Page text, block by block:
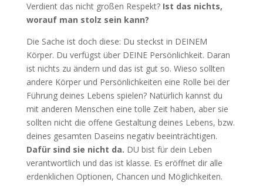
Verdient das nicht großen Respekt?Ist das nichts,
worauf man stolz sein kann?
Die Sache ist doch diese: Du steckst in DEINEM
Körper. Du verfügst über DEINE Persönlichkeit. Daran
ist nichts zu ändern und das ist gut so. Wieso sollten
andere Körper und Persönlichkeiten eine Rolle bei der
Führung deines Lebens spielen? Natürlich kannst du
mit anderen Menschen eine tolle Zeit haben, aber sie
sollten nicht die offene Gestaltung deines Lebens, bzw.
deines gesamten Daseins negativ beeinträchtigen.
Dafür sind sie nicht da. DU bist für dein Leben
verantwortlich und das ist klasse. Es eröffnet dir alle
erdenklichen Optionen, Chancen und Möglichkeiten.